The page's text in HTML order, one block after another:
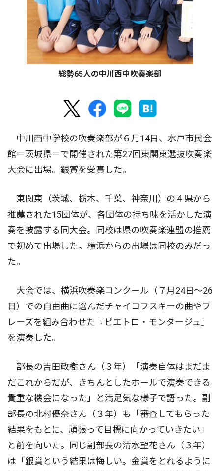
総勢65人の中川西中吹奏楽部
中川西中学校の吹奏楽部が６月14日、水戸市民会
館＝茨城県＝で開催された第27回東関東選抜吹奏楽
大会に出場。銀賞を受賞した。
東関東（茨城、栃木、千葉、神奈川）の４県から
推薦された15団体が、各団体の持ち味を活かした演
奏を披露する同大会。同校は県の吹奏楽連盟の推薦
で初めて出場した。横浜からの出場は同校のみだっ
た。
大会では、横浜吹奏楽コンクール（７月24日〜26
日）での自由曲に選んだチャイコフスキーの曲やフ
レーズを組み合わせた『ピエトロ・モンタージュ』
を演奏した。
部長の吉田政樹さん（３年）「演奏自体はまだま
だこれからだが、きちんとしたホールで演奏できる
貴重な機会になった」と満足気な様子で語った。副
部長の北村優奈さん（３年）も「審査してもらった
結果をもとに、頑張って目標に向かっていきたい」
と前を向いた。同じ副部長の清水望花さん（３年）
は「銀賞という結果は悔しい。金賞をとれるように